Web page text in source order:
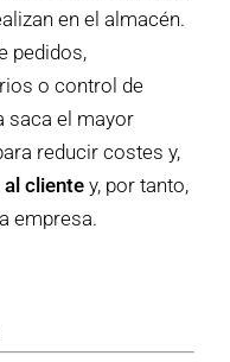
en el almacén.
pedidos,
o control de
saca el mayor
reducir costes y,
cliente y, por tanto,
empresa.